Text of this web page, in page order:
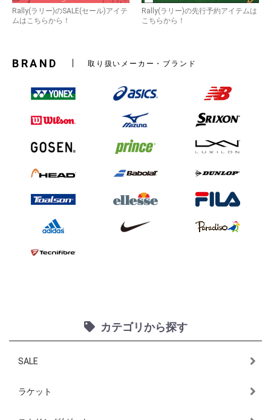
Rally(ラリー)のSALE(セール)アイテ
ムはこちらから！
Rally(ラリー)の先行予約アイテムは
こちらから！
BRAND 取り扱いメーカー・ブランド
カテゴリから探す
SALE
ラケット